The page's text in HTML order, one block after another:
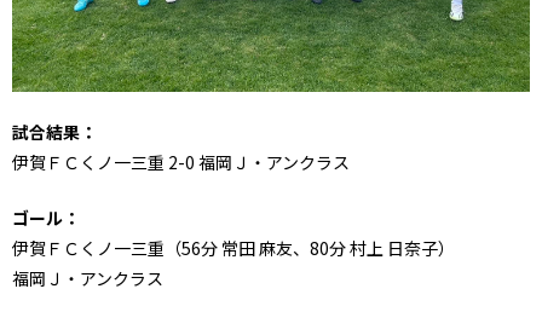
試合結果：
伊賀ＦＣくノ一三重 2-0 福岡Ｊ・アンクラス
ゴール：
伊賀ＦＣくノ一三重（56分 常田 麻友、80分 村上 日奈子）
福岡Ｊ・アンクラス